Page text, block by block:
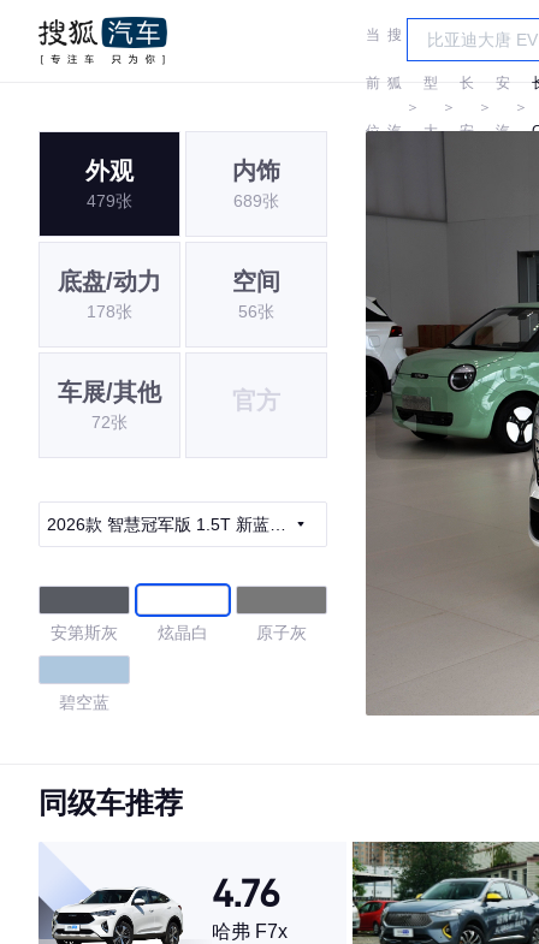
当
前
位
搜
狐
汽
＞
车
型
大
＞
长
安
＞
长
安
汽
＞
外观
479张
内饰
689张
底盘/动力
178张
空间
56张
车展/其他
72张
官方
2026款 智慧冠军版 1.5T 新蓝鲸
安第斯灰 炫晶白 原子灰
碧空蓝
4.67
·外观表现较为优秀，优于53%同级车
·内饰表现较为优秀，优于63%同级车
·空间表现较为优秀，优于72%同级车
同级车推荐
4.76
哈弗 F7x